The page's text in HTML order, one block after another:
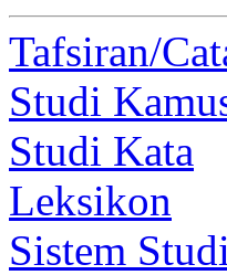
Tafsiran/
Studi
Studi Kata
Leksikon
Sistem